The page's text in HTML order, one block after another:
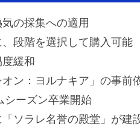
気の採集への適用
、段階を選択して購入可能
度緩和
オン：ヨルナキア」の事前
シーズン卒業開始
「ソラレ名誉の殿堂」が建